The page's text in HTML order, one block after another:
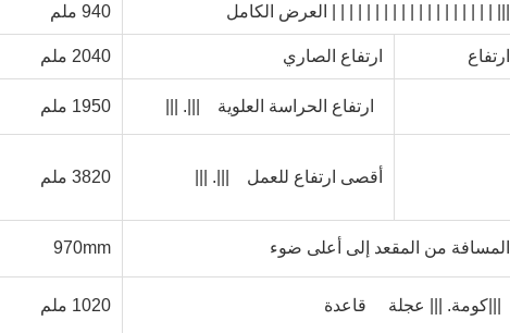
العرض الكامل 940 ملم
ارتفاع ارتفاع الصاري 2040 ملم
ارتفاع الحراسة العلوية |||. ||| 1950 ملم
أقصى ارتفاع للعمل |||. ||| 3820 ملم
المسافة من المقعد إلى أعلى ضوء 970mm
|||كومة. ||| عجلة قاعدة 1020 ملم